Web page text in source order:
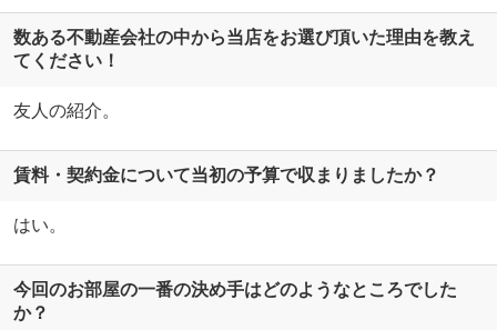
数ある不動産会社の中から当店をお選び頂いた理由を教え
てください！
友人の紹介。
賃料・契約金について当初の予算で収まりましたか？
はい。
今回のお部屋の一番の決め手はどのようなところでした
か？